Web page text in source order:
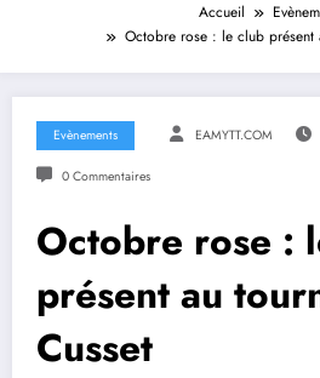
Accueil
Octobre rose : le club présent
Evènements EAMYTT.COM
0 Commentaires
Octobre rose :
présent au
Cusset